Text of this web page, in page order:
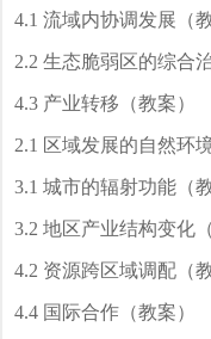
4.1 流域内协调发展（教
2.2 生态脆弱区的综合
4.3 产业转移（教案）
2.1 区域发展的自然环
3.1 城市的辐射功能（教
3.2 地区产业结构变化
4.2 资源跨区域调配（教
4.4 国际合作（教案）